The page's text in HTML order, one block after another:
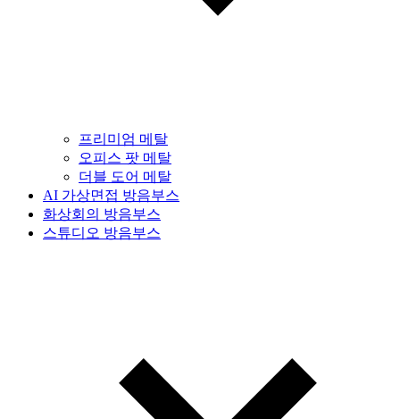
프리미엄 메탈
오피스 팟 메탈
더블 도어 메탈
AI 가상면접 방음부스
화상회의 방음부스
스튜디오 방음부스